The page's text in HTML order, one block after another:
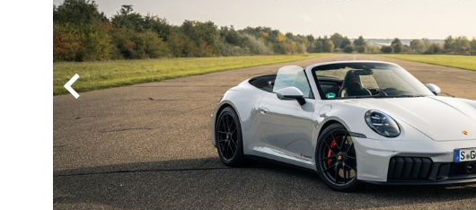
国産車 レクサス
ホンダ
三菱
光岡
その他